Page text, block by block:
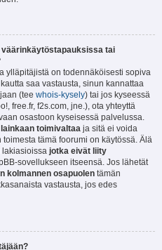
väärinkäytöstapauksissa tai
ylläpitäjistä on todennäköisesti sopiva
saa vastausta, sinun kannattaa
(tee whois-kysely) tai jos kyseessä
free.fr, f2s.com, jne.), ota yhteyttä
osastoon kyseisessä palvelussa.
toimivaltaa ja sitä ei voida
tämä foorumi on käytössä. Älä
lakiasioissa jotka eivät liity
sovellukseen itseensä. Jos lähetät
kolmannen osapuolen tämän
vastausta, jos edes